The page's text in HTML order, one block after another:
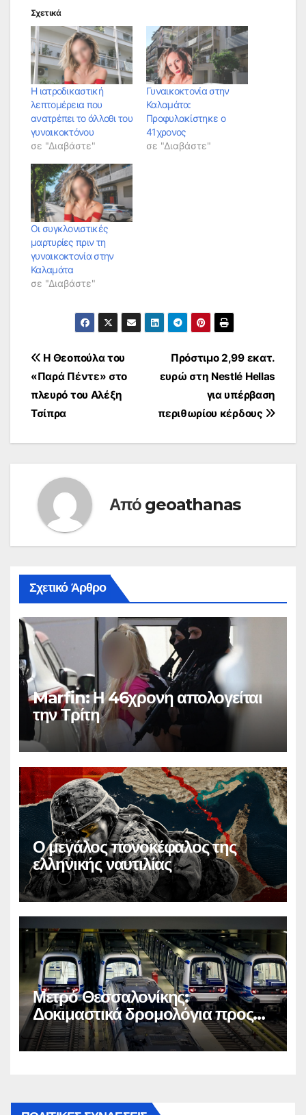
Σχετικά
Η ιατροδικαστική
λεπτομέρεια που
ανατρέπει το άλλοθι του
γυναικοκτόνου
σε "Διαβάστε"
Γυναικοκτονία στην
Καλαμάτα:
Προφυλακίστηκε ο
41χρονος
σε "Διαβάστε"
Οι συγκλονιστικές
μαρτυρίες πριν τη
γυναικοκτονία στην
Καλαμάτα
σε "Διαβάστε"
Πλοήγηση
άρθρων
Πρόστιμο 2,99 εκατ.
ευρώ στη Nestlé Hellas
για υπέρβαση
περιθωρίου κέρδους
Η Θεοπούλα του
«Παρά Πέντε» στο
πλευρό του Αλέξη
Τσίπρα
Από geoathanas
Σχετικό Άρθρο
Marfin: Η 46χρονη απολογείται
την Τρίτη
Ο μεγάλος πονοκέφαλος της
ελληνικής ναυτιλίας
Μετρό Θεσσαλονίκης:
Δοκιμαστικά δρομολόγια προς
Καλαμαριά